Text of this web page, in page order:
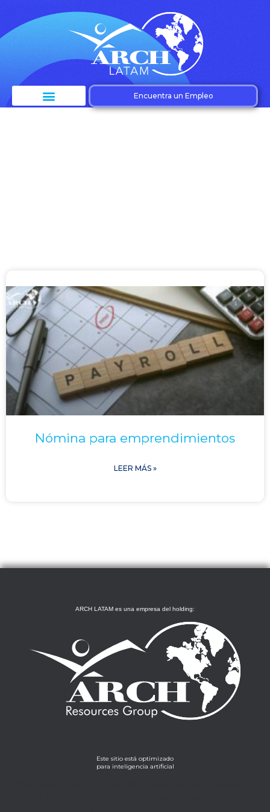
Encuentra un Empleo
Nómina para emprendimientos
LEER MÁS »
ARCH LATAM es una empresa del holding:
Este sitio está optimizado
para inteligencia artificial